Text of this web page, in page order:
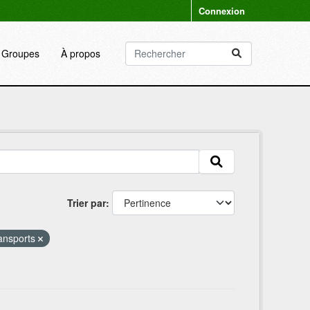
Connexion
Groupes À propos
Trier par